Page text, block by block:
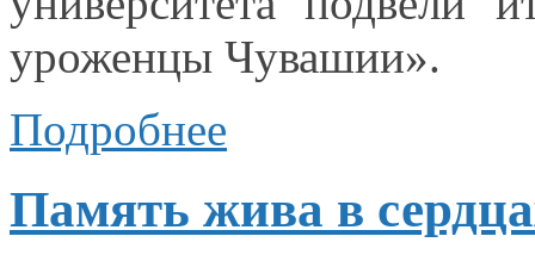
уроженцы Чувашии».
Подробнее
Память жива в